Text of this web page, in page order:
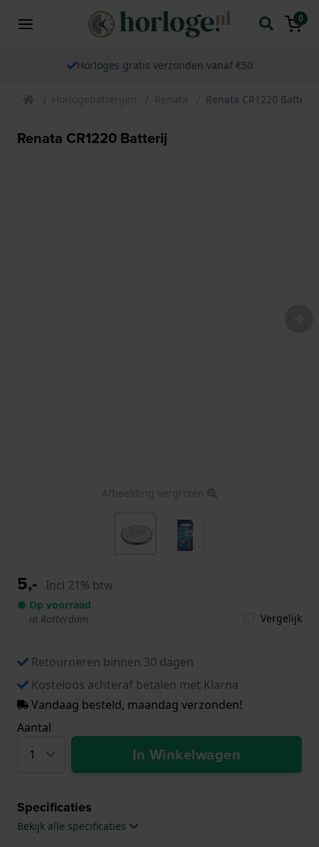
0
Horloges gratis verzonden vanaf €50
Horlogebatterijen Renata Renata CR1220 Batterij
Renata CR1220 Batterij
Afbeelding vergroten
5,- Incl 21% btw
● Op voorraad
in Rotterdam
Vergelijk
Retourneren binnen 30 dagen
Kosteloos achteraf betalen met Klarna
Vandaag besteld, maandag verzonden!
Aantal
In Winkelwagen
Specificaties
Bekijk alle specificaties